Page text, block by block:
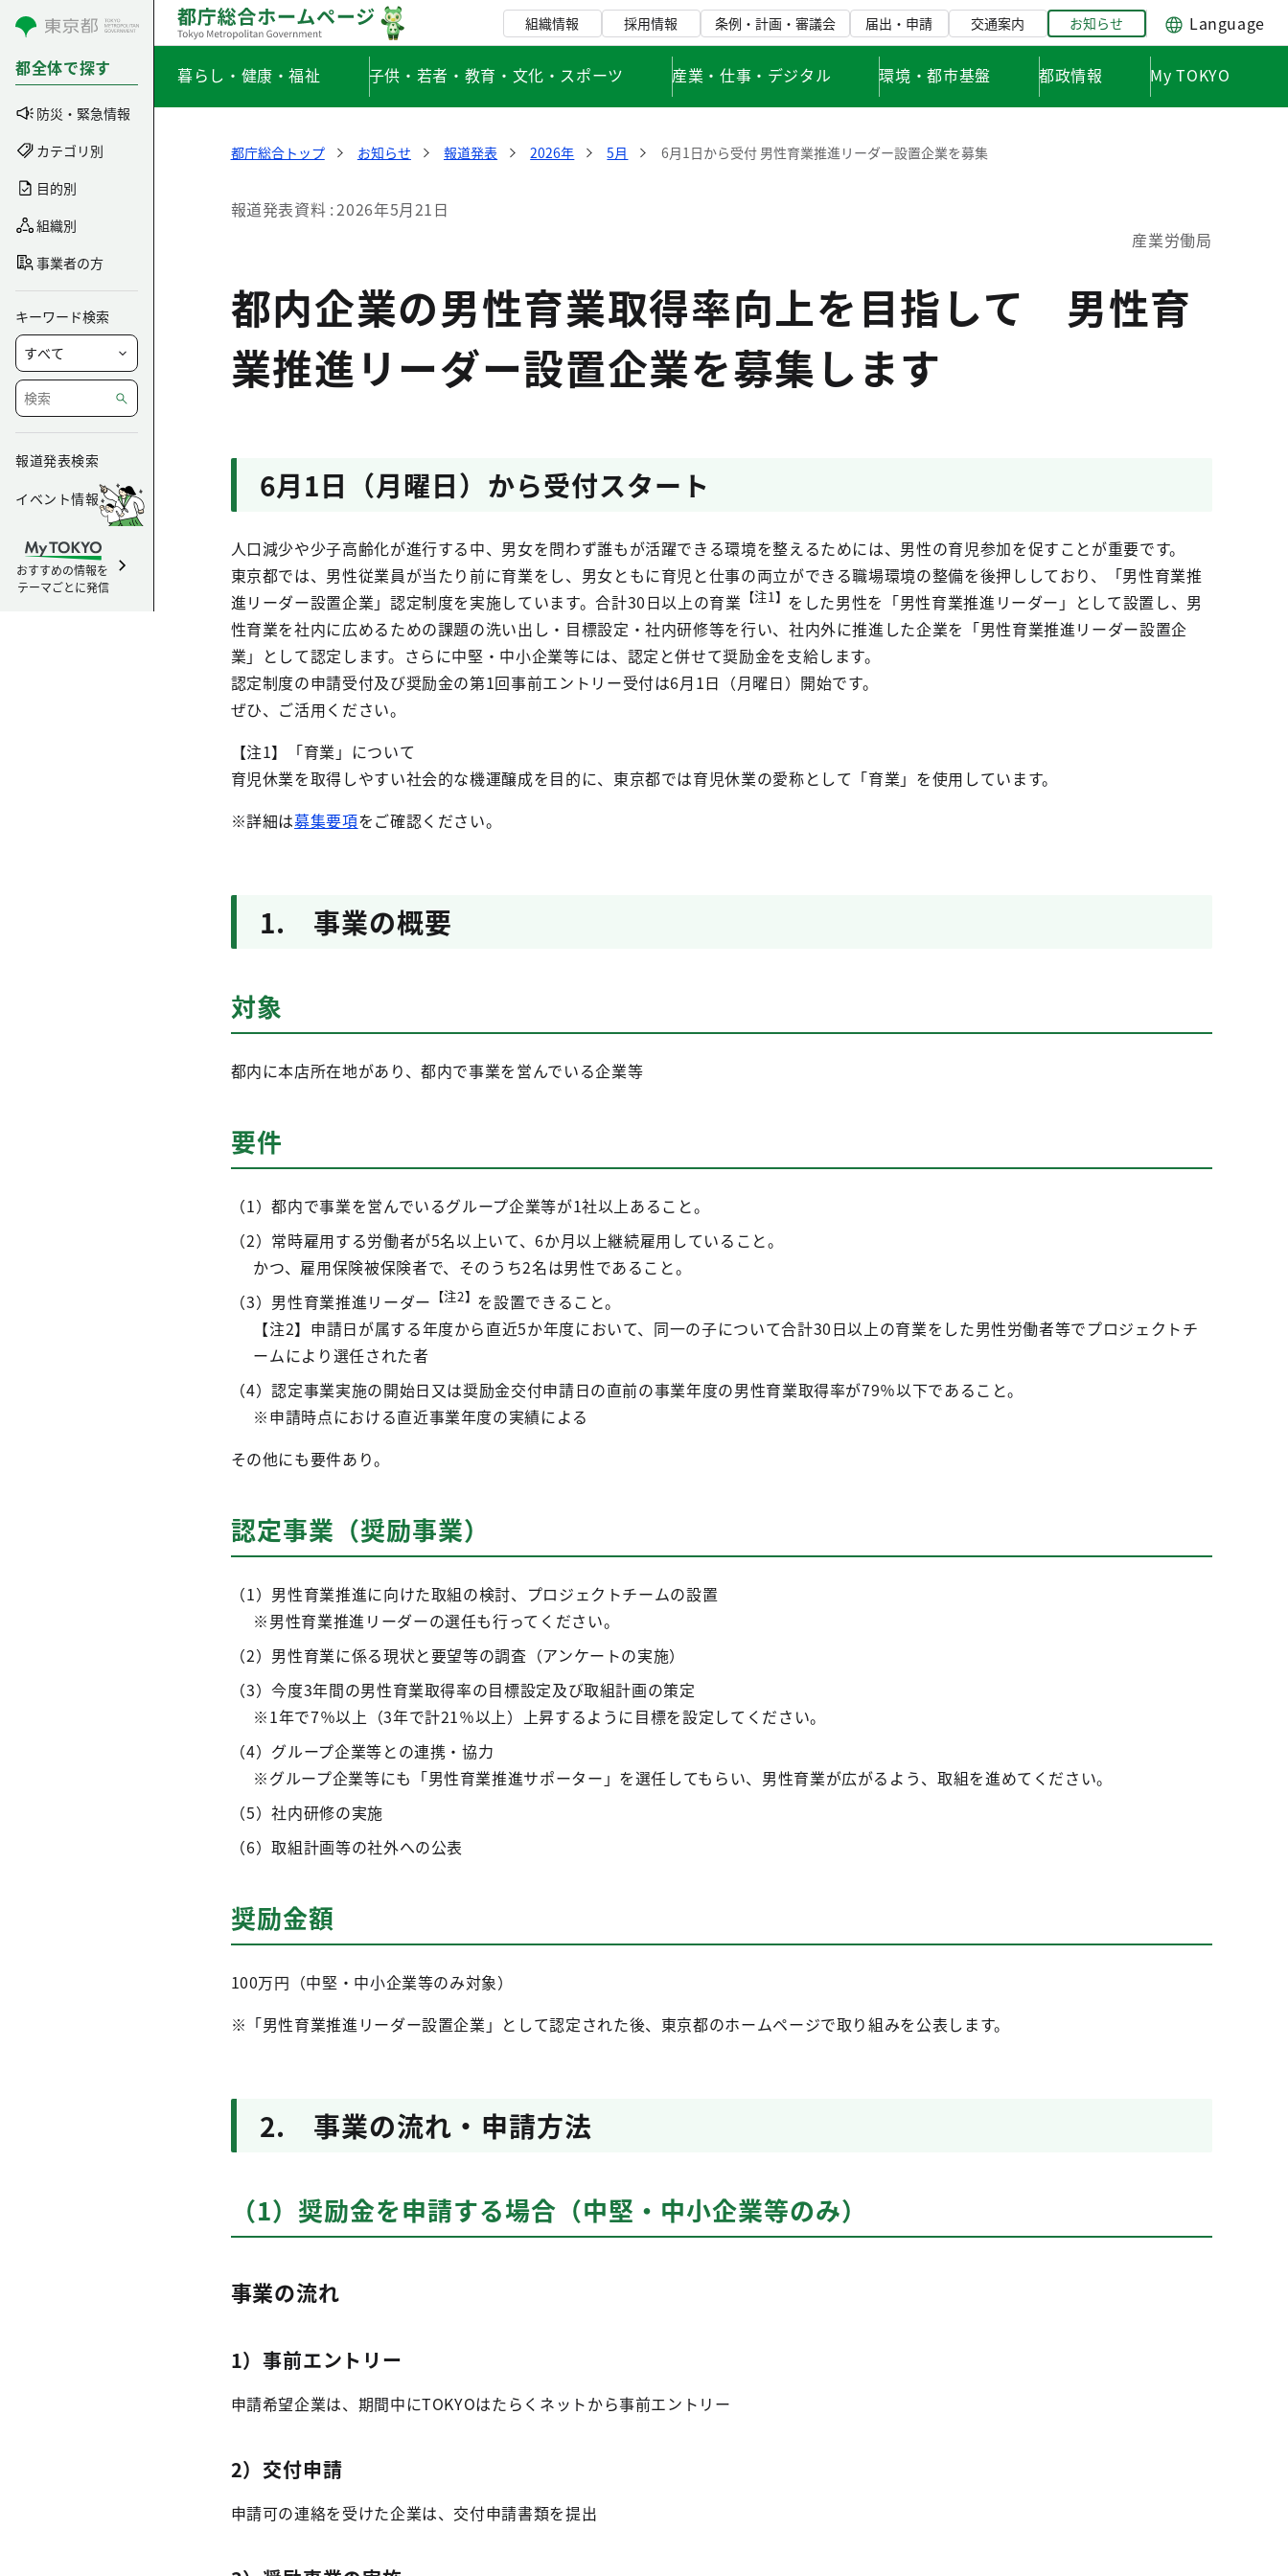
コンテンツにスキップ
都全体で探す
防災・緊急情報
カテゴリ別
目的別
組織別
事業者の方
キーワード検索
報道発表検索
イベント情報
おすすめの情報を
テーマごとに発信
組織情報 採用情報 条例・計画・審議会 届出・申請 交通案内 お知らせ Language
暮らし・健康・福祉 子供・若者・教育・文化・スポーツ 産業・仕事・デジタル 環境・都市基盤 都政情報 My TOKYO
都庁総合トップ お知らせ 報道発表 2026年 5月 6月1日から受付 男性育業推進リーダー設置企業を募集
報道発表資料 2026年5月21日
産業労働局
都内企業の男性育業取得率向上を目指して 男性育
業推進リーダー設置企業を募集します
6月1日（月曜日）から受付スタート
人口減少や少子高齢化が進行する中、男女を問わず誰もが活躍できる環境を整えるためには、男性の育児参加を促すことが重要です。
東京都では、男性従業員が当たり前に育業をし、男女ともに育児と仕事の両立ができる職場環境の整備を後押ししており、「男性育業推
進リーダー設置企業」認定制度を実施しています。合計30日以上の育業 【注1】 をした男性を「男性育業推進リーダー」として設置し、男
性育業を社内に広めるための課題の洗い出し・目標設定・社内研修等を行い、社内外に推進した企業を「男性育業推進リーダー設置企
業」として認定します。さらに中堅・中小企業等には、認定と併せて奨励金を支給します。
認定制度の申請受付及び奨励金の第1回事前エントリー受付は6月1日（月曜日）開始です。
ぜひ、ご活用ください。
【注1】「育業」について
育児休業を取得しやすい社会的な機運醸成を目的に、東京都では育児休業の愛称として「育業」を使用しています。
※詳細は募集要項をご確認ください。
1. 事業の概要
対象
都内に本店所在地があり、都内で事業を営んでいる企業等
要件
（1）都内で事業を営んでいるグループ企業等が1社以上あること。
（2）常時雇用する労働者が5名以上いて、6か月以上継続雇用していること。
かつ、雇用保険被保険者で、そのうち2名は男性であること。
（3）男性育業推進リーダー 【注2】 を設置できること。
【注2】申請日が属する年度から直近5か年度において、同一の子について合計30日以上の育業をした男性労働者等でプロジェクトチ
ームにより選任された者
（4）認定事業実施の開始日又は奨励金交付申請日の直前の事業年度の男性育業取得率が79％以下であること。
※申請時点における直近事業年度の実績による
その他にも要件あり。
認定事業（奨励事業）
（1）男性育業推進に向けた取組の検討、プロジェクトチームの設置
※男性育業推進リーダーの選任も行ってください。
（2）男性育業に係る現状と要望等の調査（アンケートの実施）
（3）今度3年間の男性育業取得率の目標設定及び取組計画の策定
※1年で7％以上（3年で計21％以上）上昇するように目標を設定してください。
（4）グループ企業等との連携・協力
※グループ企業等にも「男性育業推進サポーター」を選任してもらい、男性育業が広がるよう、取組を進めてください。
（5）社内研修の実施
（6）取組計画等の社外への公表
奨励金額
100万円（中堅・中小企業等のみ対象）
※「男性育業推進リーダー設置企業」として認定された後、東京都のホームページで取り組みを公表します。
2. 事業の流れ・申請方法
（1）奨励金を申請する場合（中堅・中小企業等のみ）
事業の流れ
1）事前エントリー
申請希望企業は、期間中にTOKYOはたらくネットから事前エントリー
2）交付申請
申請可の連絡を受けた企業は、交付申請書類を提出